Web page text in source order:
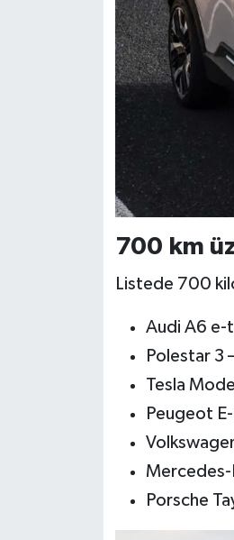
700 km
Listede 700
Audi A6 e-
Polestar 3
Tesla
Peugeot
Mercedes-
Porsche